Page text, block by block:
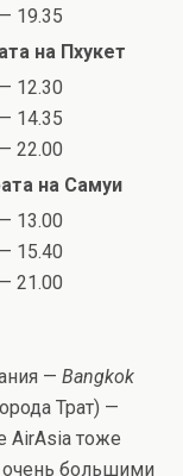
19.35
на Пхукет
12.30
14.35
22.00
на Самуи
13.00
15.40
21.00
— Bangkok
Трат) —
AirAsia тоже
очень большими